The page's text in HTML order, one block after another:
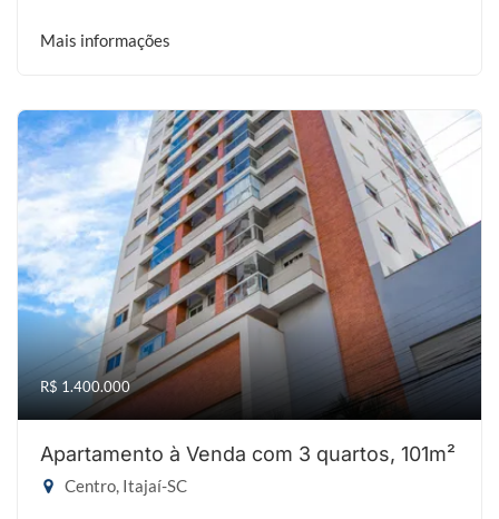
Mais informações
R$ 1.400.000
Apartamento à Venda com 3 quartos, 101m²
Centro, Itajaí-SC